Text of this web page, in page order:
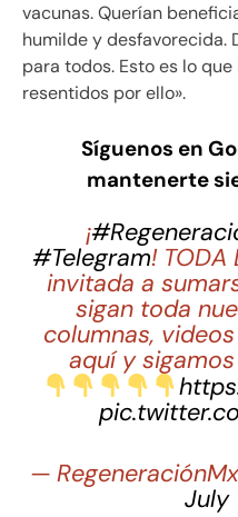
vacunas. Querían
humilde y desfavorecida.
para todos. Esto es lo
resentidos por ello».
Síguenos en
mantenerte
¡
#Telegram! TODA
invitada a
sigan toda
columnas,
aquí y
—
July